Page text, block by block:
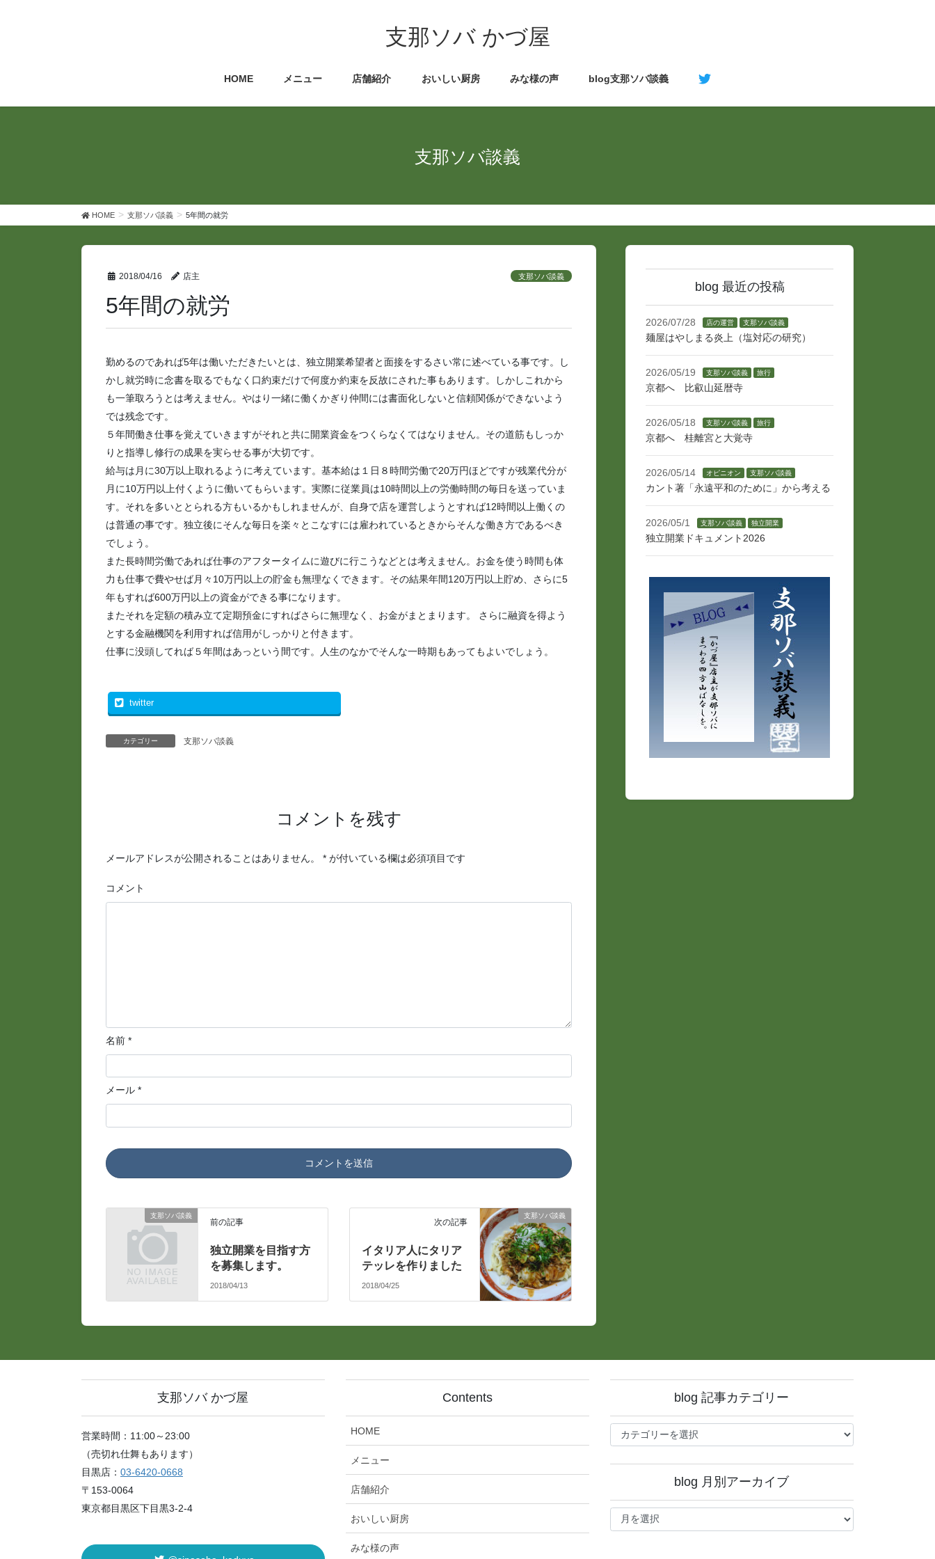
キ
に
支那ソバ かづ屋
HOME メニュー 店舗紹介 おいしい厨房 みな様の声 blog支那ソバ談義
支那ソバ談義
HOME 支那ソバ談義 5年間の就労
2018/04/16 店主 支那ソバ談義
5年間の就労
勤めるのであれば5年は働いただきたいとは、独立開業希望者と面接をするさい常に述べている事です。し
かし就労時に念書を取るでもなく口約束だけで何度か約束を反故にされた事もあります。しかしこれから
も一筆取ろうとは考えません。やはり一緒に働くかぎり仲間には書面化しないと信頼関係ができないよう
では残念です。
５年間働き仕事を覚えていきますがそれと共に開業資金をつくらなくてはなりません。その道筋もしっか
りと指導し修行の成果を実らせる事が大切です。
給与は月に30万以上取れるように考えています。基本給は１日８時間労働で20万円ほどですが残業代分が
月に10万円以上付くように働いてもらいます。実際に従業員は10時間以上の労働時間の毎日を送っていま
す。それを多いととられる方もいるかもしれませんが、自身で店を運営しようとすれば12時間以上働くの
は普通の事です。独立後にそんな毎日を楽々とこなすには雇われているときからそんな働き方であるべき
でしょう。
また長時間労働であれば仕事のアフタータイムに遊びに行こうなどとは考えません。お金を使う時間も体
力も仕事で費やせば月々10万円以上の貯金も無理なくできます。その結果年間120万円以上貯め、さらに5
年もすれば600万円以上の資金ができる事になります。
またそれを定額の積み立て定期預金にすればさらに無理なく、お金がまとまります。 さらに融資を得よう
とする金融機関を利用すれば信用がしっかりと付きます。
仕事に没頭してれば５年間はあっという間です。人生のなかでそんな一時期もあってもよいでしょう。
twitter
カテゴリー 支那ソバ談義
コメントを残す
メールアドレスが公開されることはありません。 *が付いている欄は必須項目です
コメント
名前 *
メール *
支那ソバ談義
前の記事
独立開業を目指す方
を募集します。
2018/04/13
支那ソバ談義
次の記事
イタリア人にタリア
テッレを作りました
2018/04/25
blog 最近の投稿
2026/07/28 店の運営 支那ソバ談義
麺屋はやしまる炎上（塩対応の研究）
2026/05/19 支那ソバ談義 旅行
京都へ 比叡山延暦寺
2026/05/18 支那ソバ談義 旅行
京都へ 桂離宮と大覚寺
2026/05/14 オピニオン 支那ソバ談義
カント著「永遠平和のために」から考える
2026/05/1 支那ソバ談義 独立開業
独立開業ドキュメント2026
支那ソバ かづ屋
営業時間：11:00～23:00
（売切れ仕舞もあります）
目黒店： 03-6420-0668
〒153-0064
東京都目黒区下目黒3-2-4
Contents
HOME
メニュー
店舗紹介
おいしい厨房
みな様の声
blog 記事カテゴリー
blog
記
ゴ
ー
blog 月別アーカイブ
blog